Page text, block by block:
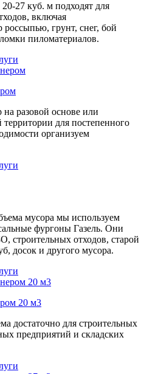
27 куб. м подходят для
включая
грунт, снег, бой
пиломатериалов.
разовой основе или
для постепенного
организуем
мусора мы используем
фургоны Газель. Они
строительных отходов, старой
досок и другого мусора.
20 м3
достаточно для строительных
предприятий и складских